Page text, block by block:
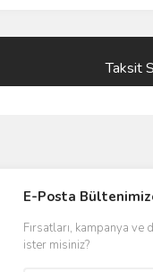
Taksit
E-Posta
Fırsatları, kampanya
ister misiniz?